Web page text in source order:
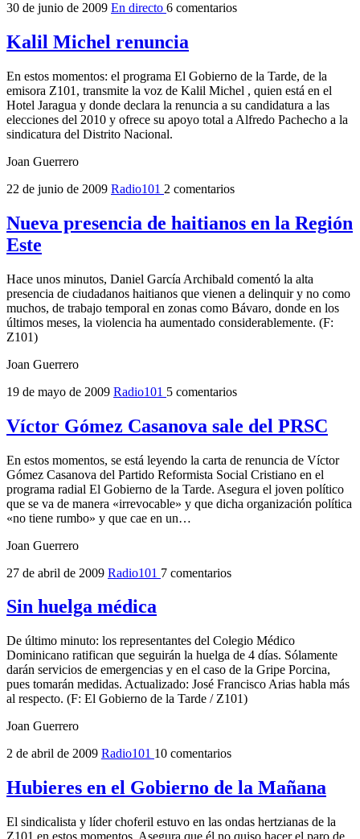
30 de junio de 2009 En directo 6 comentarios
Kalil Michel renuncia
En estos momentos: el programa El Gobierno de la Tarde, de la
emisora Z101, transmite la voz de Kalil Michel , quien está en el
Hotel Jaragua y donde declara la renuncia a su candidatura a las
elecciones del 2010 y ofrece su apoyo total a Alfredo Pachecho a la
sindicatura del Distrito Nacional.
Joan Guerrero
22 de junio de 2009 Radio101 2 comentarios
Nueva presencia de haitianos en la Región
Este
Hace unos minutos, Daniel García Archibald comentó la alta
presencia de ciudadanos haitianos que vienen a delinquir y no como
muchos, de trabajo temporal en zonas como Bávaro, donde en los
últimos meses, la violencia ha aumentado considerablemente. (F:
Z101)
Joan Guerrero
19 de mayo de 2009 Radio101 5 comentarios
Víctor Gómez Casanova sale del PRSC
En estos momentos, se está leyendo la carta de renuncia de Víctor
Gómez Casanova del Partido Reformista Social Cristiano en el
programa radial El Gobierno de la Tarde. Asegura el joven político
que se va de manera «irrevocable» y que dicha organización política
«no tiene rumbo» y que cae en un…
Joan Guerrero
27 de abril de 2009 Radio101 7 comentarios
Sin huelga médica
De último minuto: los representantes del Colegio Médico
Dominicano ratifican que seguirán la huelga de 4 días. Sólamente
darán servicios de emergencias y en el caso de la Gripe Porcina,
pues tomarán medidas. Actualizado: José Francisco Arias habla más
al respecto. (F: El Gobierno de la Tarde / Z101)
Joan Guerrero
2 de abril de 2009 Radio101 10 comentarios
Hubieres en el Gobierno de la Mañana
El sindicalista y líder choferil estuvo en las ondas hertzianas de la